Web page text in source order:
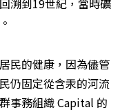
溯到19世紀，當時礦
民的健康，因為儘管
仍固定從含汞的河流
事務組織 Capital 的